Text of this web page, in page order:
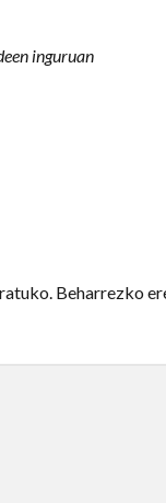
inguruan
Beharrezko